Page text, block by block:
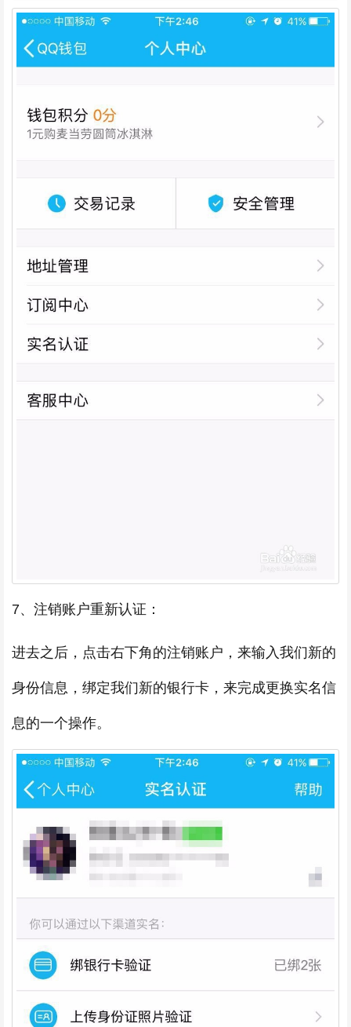
7、注销账户重新认证：
进去之后，点击右下角的注销账户，来输入我们新的
身份信息，绑定我们新的银行卡，来完成更换实名信
息的一个操作。